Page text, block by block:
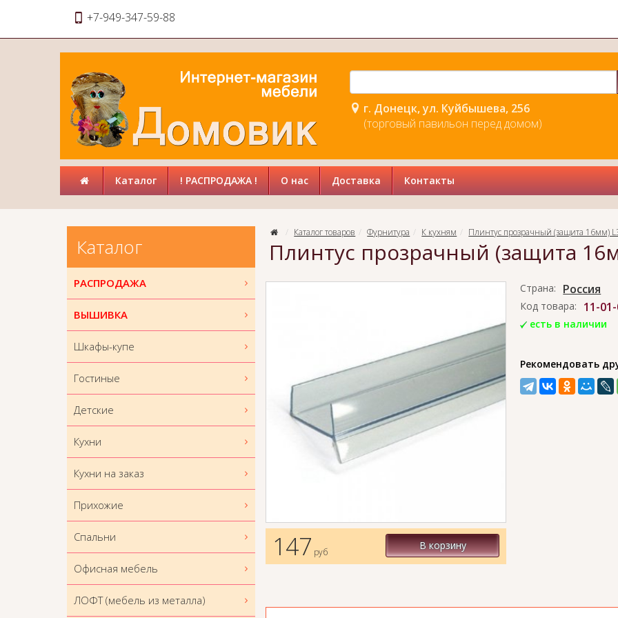
+7-949-347-59-88
г. Донецк, ул. Куйбышева, 256
(торговый павильон перед домом)
Каталог ! РАСПРОДАЖА ! О нас Доставка Контакты
Каталог товаров Фурнитура К кухням Плинтус прозрачный (защита 16мм)
Плинтус прозрачный (защита
147 руб
В корзину
Страна: Россия
Код товара: 11-
есть в наличии
Рекомендовать
Каталог
РАСПРОДАЖА
ВЫШИВКА
Шкафы-купе
Гостиные
Детские
Кухни
Кухни на заказ
Прихожие
Спальни
Офисная мебель
ЛОФТ (мебель из металла)